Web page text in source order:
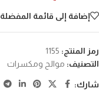
إضافة إلى قائمة المفضلة
رمز المنتج: 1155
التصنيف: موالح ومكسرات
شارك: